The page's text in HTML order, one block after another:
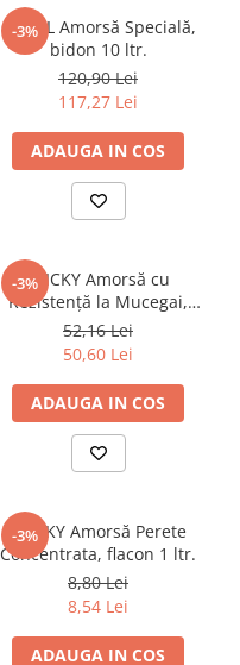
-3%
CORAL Amorsă Specială,
bidon 10 ltr.
120,90 Lei
117,27 Lei
ADAUGA IN COS
-3%STICKY Amorsă cu
Rezistenţă la Mucegai,
bidon 4 ltr.
52,16 Lei
50,60 Lei
ADAUGA IN COS
-3%
STICKY Amorsă Perete
Concentrata, flacon 1 ltr.
8,80 Lei
8,54 Lei
ADAUGA IN COS